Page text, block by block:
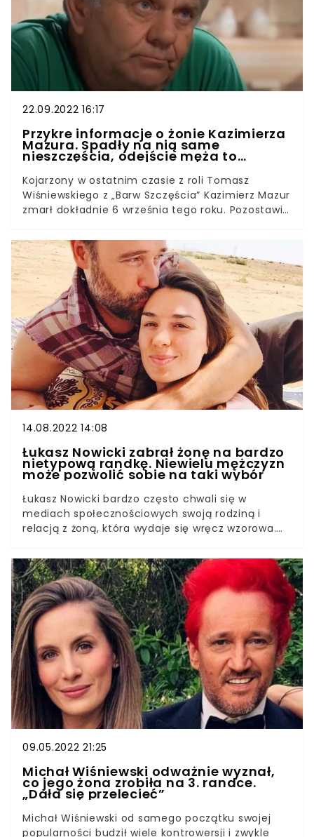
22.09.2022 16:17
Przykre informacje o żonie Kazimierza
Mazura. Spadły na nią same
nieszczęścia, odejście męża to
dodatkowy cios
Kojarzony w ostatnim czasie z roli Tomasz
Wiśniewskiego z „Barw Szczęścia” Kazimierz Mazur
zmarł dokładnie 6 września tego roku. Pozostawił
Katarzynę Gärtner. Jak się okazuje, ta w życiu
przeżyła już niejedną tragedię. Trzeba ogromnej
siły, by wytrzymać tak zły los. Niewykluczone, że
to właśnie konieczność życia bez ukochanego
jest dla niej największą życiową próbą, ale
wcześniej też nie była oszczędzana. Zmagała się
z ciężką chorobą i nagłą, rodzinną tragedią.
14.08.2022 14:08
Łukasz Nowicki zabrał żonę na bardzo
nietypową randkę. Niewielu mężczyzn
może pozwolić sobie na taki wybór
Łukasz Nowicki bardzo często chwali się w
mediach społecznościowych swoją rodziną i
relacją z żoną, która wydaje się wręcz wzorowa.
sobą czas i to na różne sposoby. Obydwoje
pochwalili się na Instagramie, jaką randkę
zorganizował aktor. Nie ma wątpliwości, że nie
każda z pań byłaby zadowolona z takiego planu.
Dla Olgi nie był to jednak problem, bo lubi takie
nietypowe wyjścia.
09.05.2022 21:25
Michał Wiśniewski odważnie wyznał,
co jego żona zrobiła na 3. randce.
„Dała się przelecieć”
Michał Wiśniewski od samego początku swojej
popularności budził wiele kontrowersji i zwykle